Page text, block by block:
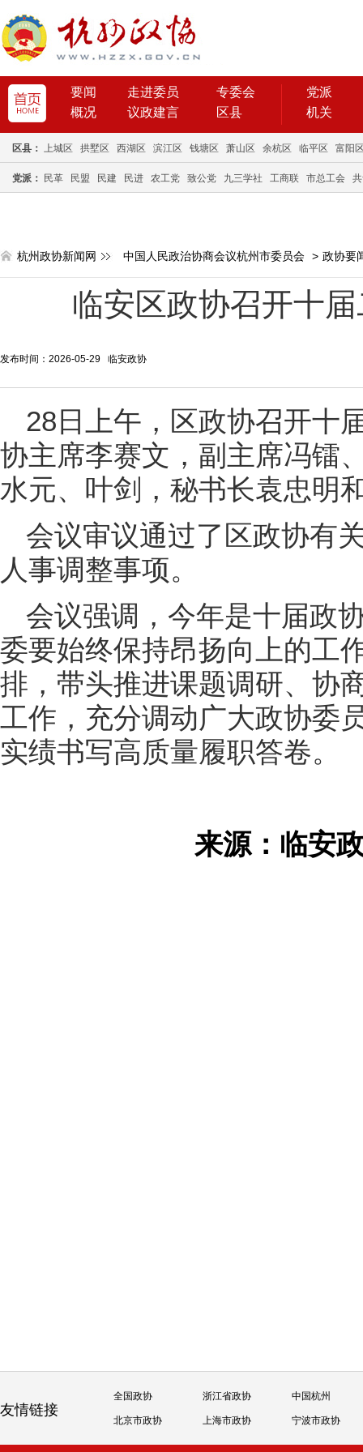
要闻 走进委员
专委会
概况
议政建言 区县
党派
机关
区县： 上城区 拱墅区 西湖区 滨江区 钱塘区 萧山区 余杭区 临平区 富阳
党派： 民革 民盟 民建 民进 农工党 致公党 九三学社 工商联 市总工会
杭州政协新闻网 中国人民政治协商会议杭州市委员会 > 政协要
临安区政协召开十
发布时间：2026-05-29 临安政协
28日上午，区政协召开十
协主席李赛文，副主席冯镭
水元、叶剑，秘书长袁忠明
会议审议通过了区政协有
人事调整事项。
会议强调，今年是十届政
委要始终保持昂扬向上的工
排，带头推进课题调研、协
工作，充分调动广大政协委
实绩书写高质量履职答卷。
来源：临
友情链接
全国政协 浙江省政协 中国杭州
北京市政协 上海市政协 宁波市政协